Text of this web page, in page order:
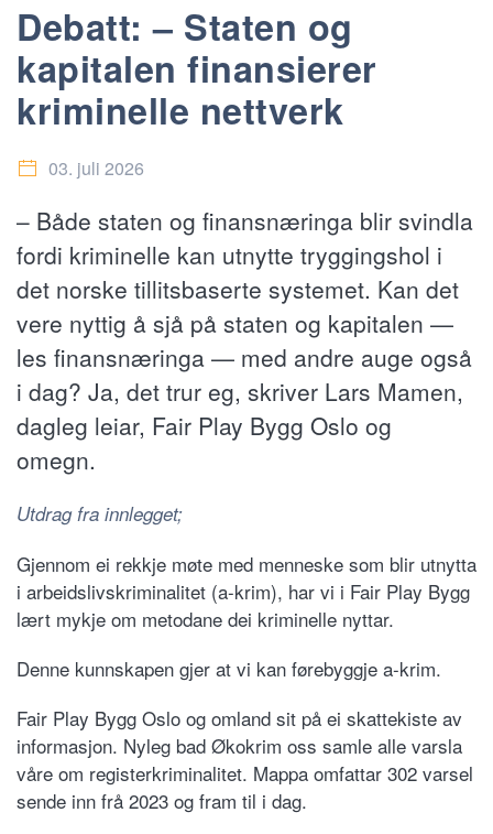
Debatt: – Staten og
kapitalen finansierer
kriminelle nettverk
03. juli 2026
– Både staten og finansnæringa blir svindla
fordi kriminelle kan utnytte tryggingshol i
det norske tillitsbaserte systemet. Kan det
vere nyttig å sjå på staten og kapitalen —
les finansnæringa — med andre auge også
i dag? Ja, det trur eg, skriver Lars Mamen,
dagleg leiar, Fair Play Bygg Oslo og
omegn.
Utdrag fra innlegget;
Gjennom ei rekkje møte med menneske som blir utnytta
i arbeidslivskriminalitet (a-krim), har vi i Fair Play Bygg
lært mykje om metodane dei kriminelle nyttar.
Denne kunnskapen gjer at vi kan førebyggje a-krim.
Fair Play Bygg Oslo og omland sit på ei skattekiste av
informasjon. Nyleg bad Økokrim oss samle alle varsla
våre om registerkriminalitet. Mappa omfattar 302 varsel
sende inn frå 2023 og fram til i dag.